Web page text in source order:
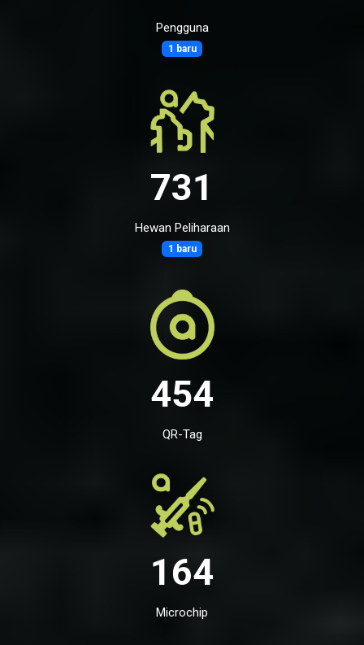
Pengguna
1 baru
731
Hewan Peliharaan
1 baru
454
QR-Tag
164
Microchip